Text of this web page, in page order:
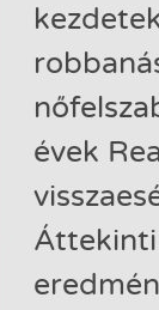
évek